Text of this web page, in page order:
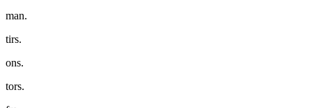
man.
tirs.
ons.
tors.